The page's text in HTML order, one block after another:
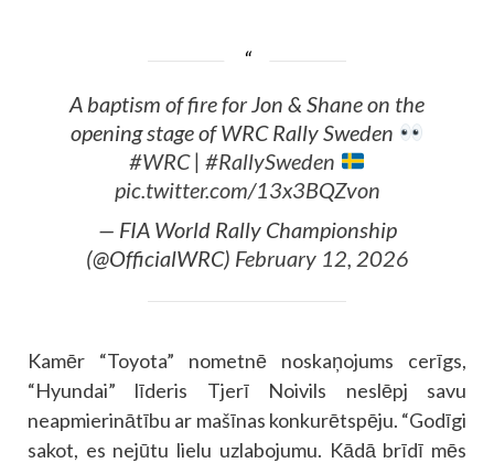
A baptism of fire for Jon & Shane on the
opening stage of WRC Rally Sweden
#WRC|#RallySweden
pic.twitter.com/13x3BQZvon
— FIA World Rally Championship
(@OfficialWRC) February 12, 2026
Kamēr “Toyota” nometnē noskaņojums cerīgs,
“Hyundai” līderis Tjerī Noivils neslēpj savu
neapmierinātību ar mašīnas konkurētspēju. “Godīgi
sakot, es nejūtu lielu uzlabojumu. Kādā brīdī mēs